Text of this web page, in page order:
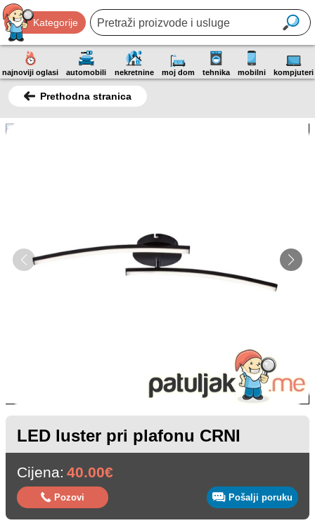
Kategorije
najnoviji oglasi automobili nekretnine moj dom tehnika mobilni kompjuteri
Prethodna stranica
LED luster pri plafonu CRNI
Cijena: 40.00€
Pozovi Pošalji poruku